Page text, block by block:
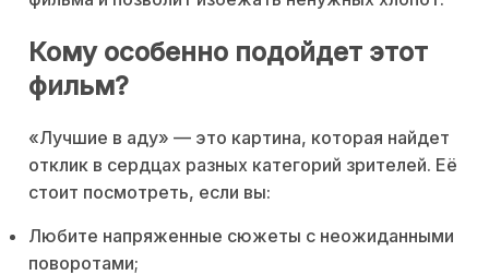
Кому особенно подойдет этот
фильм?
«Лучшие в аду» — это картина, которая найдет
отклик в сердцах разных категорий зрителей. Её
стоит посмотреть, если вы:
Любите напряженные сюжеты с неожиданными
поворотами;